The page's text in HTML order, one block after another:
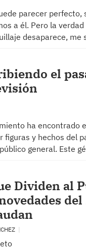
parecer perfecto,
a él. Pero la
desaparece,
el
ha encontrado
y hechos del
general. Este
Dividen al
del